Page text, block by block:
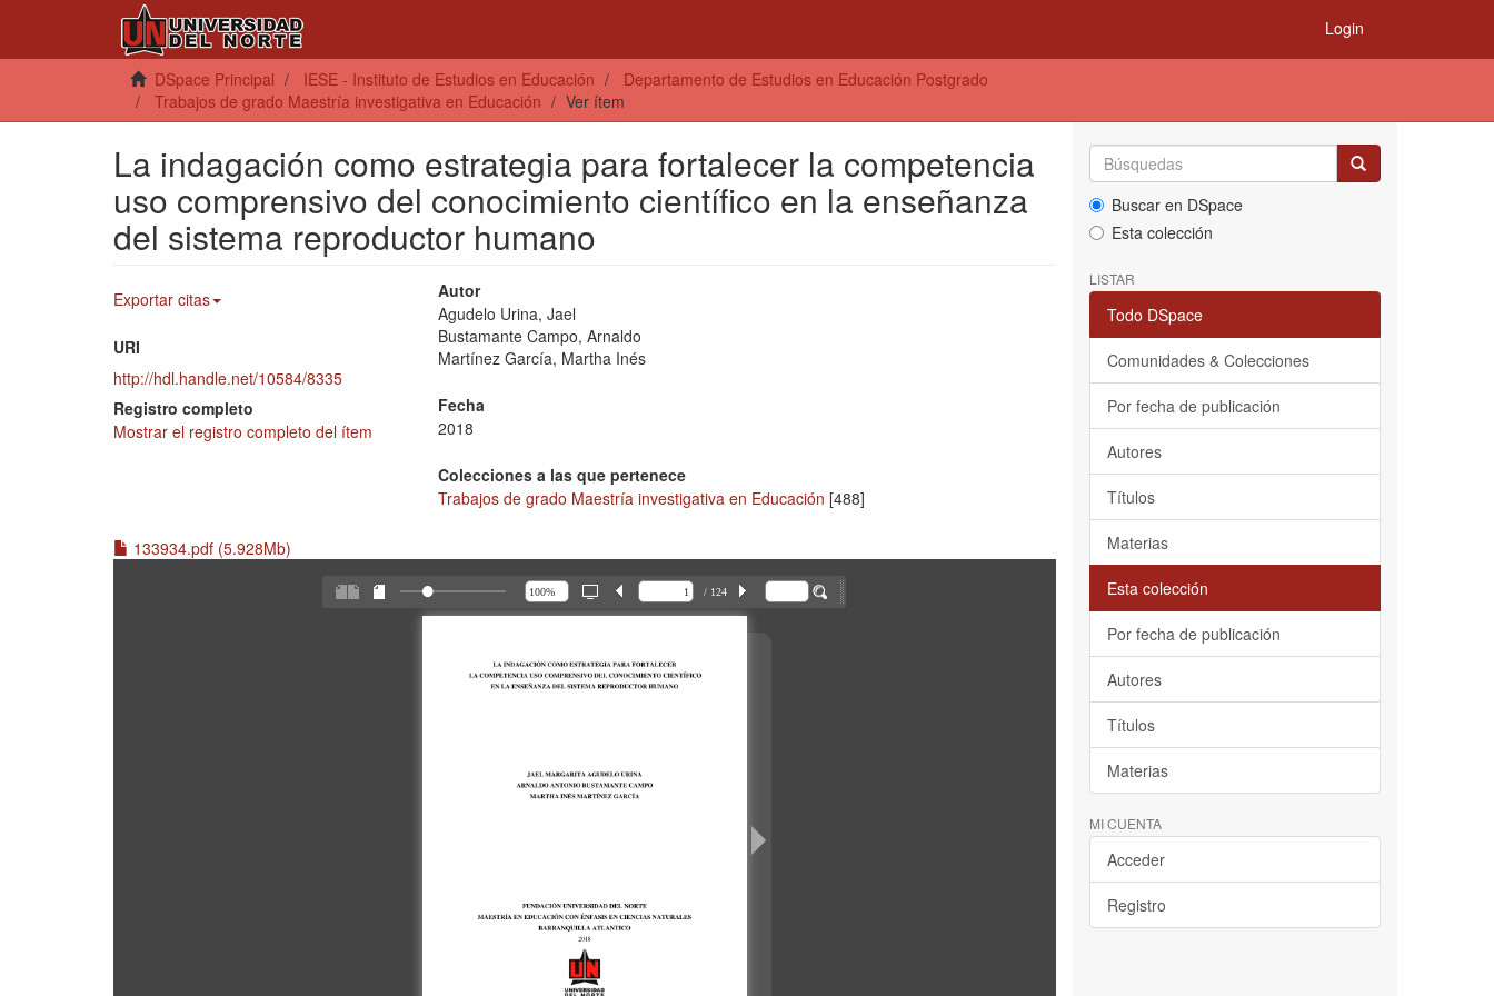
Login
DSpace Principal IESE - Instituto de Estudios en Educación
Departamento de Estudios en Educación Postgrado
Trabajos de grado Maestría investigativa en Educación
Ver ítem
La indagación como estrategia para fortalecer la competencia
uso comprensivo del conocimiento científico en la enseñanza
del sistema reproductor humano
Exportar citas
URI
http://hdl.handle.net/10584/8335
Registro completo
Mostrar el registro completo del ítem
Autor
Agudelo Urina, Jael
Bustamante Campo, Arnaldo
Martínez García, Martha Inés
Fecha
2018
Colecciones a las que pertenece
Trabajos de grado Maestría investigativa en Educación [488]
133934.pdf (5.928Mb)
/ 124
Buscar en DSpace
Esta colección
LISTAR
Todo DSpace
Comunidades & Colecciones
Por fecha de publicación
Autores
Títulos
Materias
Esta colección
Por fecha de publicación
Autores
Títulos
Materias
MI CUENTA
Acceder
Registro